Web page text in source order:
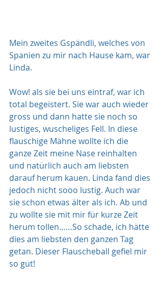
Mein zweites Gspändli, welches von
Spanien zu mir nach Hause kam, war
Linda.
Wow! als sie bei uns eintraf, war ich
total begeistert. Sie war auch wieder
gross und dann hatte sie noch so
lustiges, wuscheliges Fell. In diese
flauschige Mähne wollte ich die
ganze Zeit meine Nase reinhalten
und natürlich auch am liebsten
darauf herum kauen. Linda fand dies
jedoch nicht sooo lustig. Auch war
sie schon etwas älter als ich. Ab und
zu wollte sie mit mir für kurze Zeit
herum tollen……So schade, ich hätte
dies am liebsten den ganzen Tag
getan. Dieser Flauscheball gefiel mir
so gut!